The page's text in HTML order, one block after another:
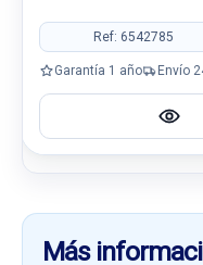
Ref: 6542785
Garantía 1 año Envío
Más